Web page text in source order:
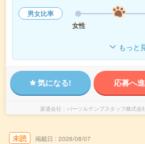
男女比率
女性
もっと
気になる! 応募へ
派遣会社 パーソルテンプスタッフ株式会
未読 掲載日 2026/08/07